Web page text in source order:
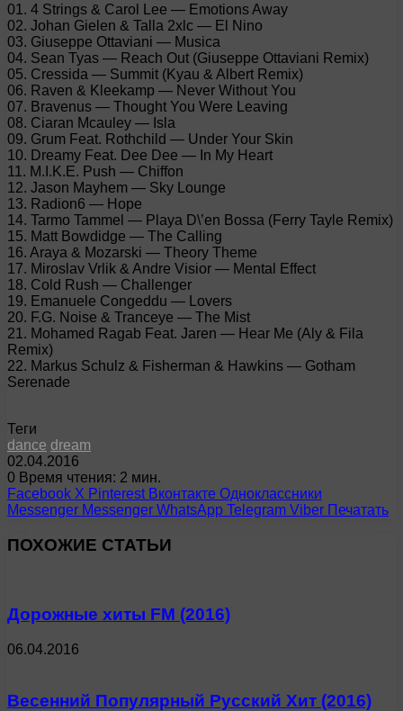
01. 4 Strings & Carol Lee — Emotions Away
02. Johan Gielen & Talla 2xlc — El Nino
03. Giuseppe Ottaviani — Musica
04. Sean Tyas — Reach Out (Giuseppe Ottaviani Remix)
05. Cressida — Summit (Kyau & Albert Remix)
06. Raven & Kleekamp — Never Without You
07. Bravenus — Thought You Were Leaving
08. Ciaran Mcauley — Isla
09. Grum Feat. Rothchild — Under Your Skin
10. Dreamy Feat. Dee Dee — In My Heart
11. M.I.K.E. Push — Chiffon
12. Jason Mayhem — Sky Lounge
13. Radion6 — Hope
14. Tarmo Tammel — Playa D\’en Bossa (Ferry Tayle Remix)
15. Matt Bowdidge — The Calling
16. Araya & Mozarski — Theory Theme
17. Miroslav Vrlik & Andre Visior — Mental Effect
18. Cold Rush — Challenger
19. Emanuele Congeddu — Lovers
20. F.G. Noise & Tranceye — The Mist
21. Mohamed Ragab Feat. Jaren — Hear Me (Aly & Fila
Remix)
22. Markus Schulz & Fisherman & Hawkins — Gotham
Serenade
Теги
dance dream
02.04.2016
0 Время чтения: 2 мин.
Facebook X Pinterest Вконтакте Одноклассники
Messenger Messenger WhatsApp Telegram Viber Печатать
ПОХОЖИЕ СТАТЬИ
Дорожные хиты FM (2016)
06.04.2016
Весенний Популярный Русский Хит (2016)